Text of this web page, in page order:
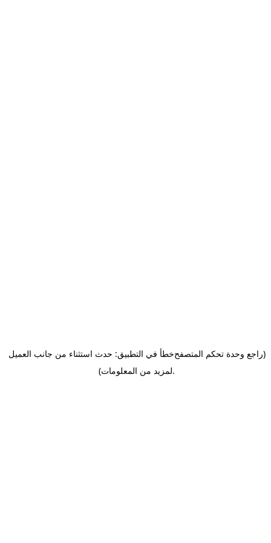
خطأ في التطبيق: حدث استثناء من جانب العميل(راجع وحدة تحكم المتصفح
لمزيد من المعلومات).